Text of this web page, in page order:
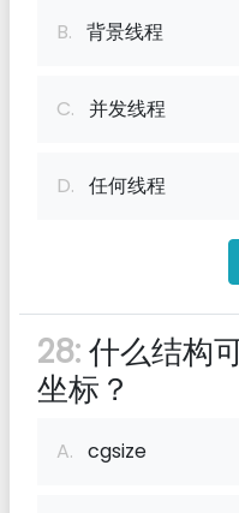
B. 背景线程
C. 并发线程
D. 任何线程
28:什么结构
坐标？
A. cgsize